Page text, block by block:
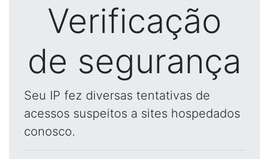
Verificação
de segurança
Seu IP fez diversas tentativas de
acessos suspeitos a sites hospedados
conosco.